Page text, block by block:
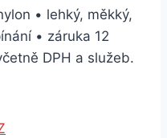
• lehký, měkký,
• záruka 12
DPH a služeb.